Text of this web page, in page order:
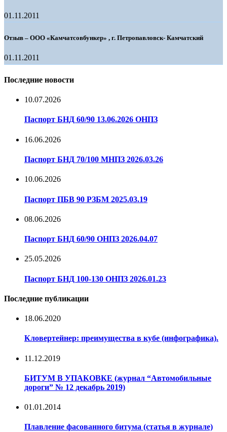
01.11.2011
Отзыв – ООО «Камчатсовбункер» , г. Петропавловск- Камчатский
01.11.2011
Последние новости
10.07.2026
Паспорт БНД 60/90 13.06.2026 ОНПЗ
16.06.2026
Паспорт БНД 70/100 МНПЗ 2026.03.26
10.06.2026
Паспорт ПБВ 90 РЗБМ 2025.03.19
08.06.2026
Паспорт БНД 60/90 ОНПЗ 2026.04.07
25.05.2026
Паспорт БНД 100-130 ОНПЗ 2026.01.23
Последние публикации
18.06.2020
Кловертейнер: преимущества в кубе (инфографика).
11.12.2019
БИТУМ В УПАКОВКЕ (журнал “Автомобильные
дороги” № 12 декабрь 2019)
01.01.2014
Плавление фасованного битума (статья в журнале)